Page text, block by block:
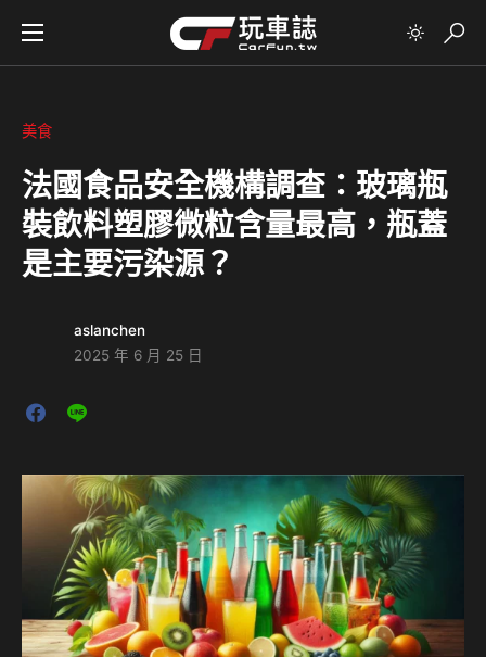
美食
法國食品安全機構調查：玻璃瓶
裝飲料塑膠微粒含量最高，瓶蓋
是主要污染源？
aslanchen
2025 年 6 月 25 日